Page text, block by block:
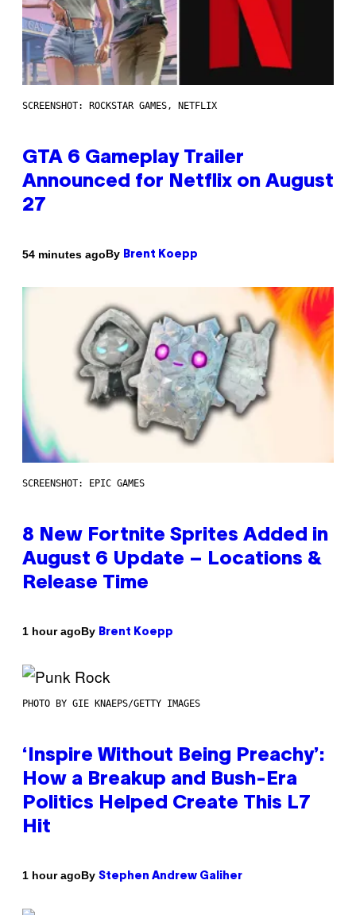
SCREENSHOT: ROCKSTAR GAMES, NETFLIX
GTA 6 Gameplay Trailer
Announced for Netflix on August
27
54 minutes agoBy Brent Koepp
SCREENSHOT: EPIC GAMES
8 New Fortnite Sprites Added in
August 6 Update – Locations &
Release Time
1 hour agoBy Brent Koepp
PHOTO BY GIE KNAEPS/GETTY IMAGES
‘Inspire Without Being Preachy’:
How a Breakup and Bush-Era
Politics Helped Create This L7
Hit
1 hour agoBy Stephen Andrew Galiher